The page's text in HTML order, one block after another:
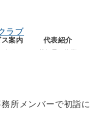
案内 代表紹介
所メンバーで初詣に